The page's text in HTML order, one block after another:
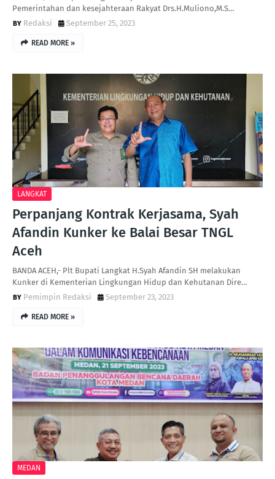
Pemerintahan dan kesejahteraan Rakyat Drs.H.Muliono,M.S…
Redaksi
September 25, 2023
READ MORE »
LANGKAT
Perpanjang Kontrak Kerjasama, Syah
Afandin Kunker ke Balai Besar TNGL
Aceh
BANDA ACEH,- Plt Bupati Langkat H.Syah Afandin SH melakukan
Kunker di Kementerian Lingkungan Hidup dan Kehutanan Dire…
Pemimpin Redaksi
September 23, 2023
READ MORE »
MEDAN